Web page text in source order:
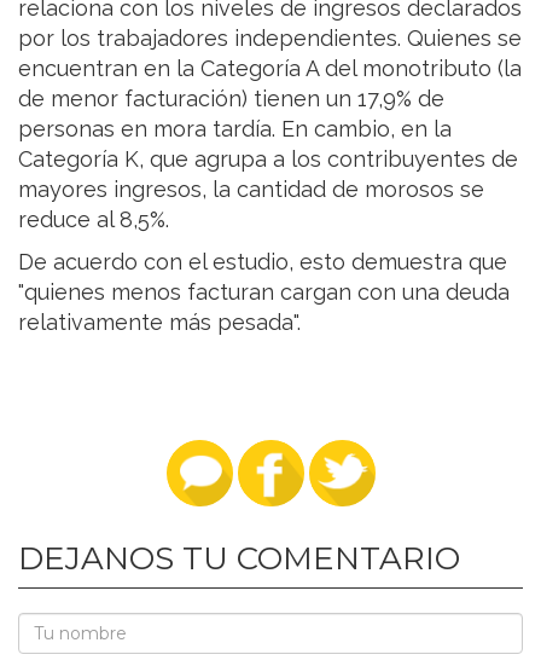
relaciona con los niveles de ingresos declarados
por los trabajadores independientes. Quienes se
encuentran en la Categoría A del monotributo (la
de menor facturación) tienen un 17,9% de
personas en mora tardía. En cambio, en la
Categoría K, que agrupa a los contribuyentes de
mayores ingresos, la cantidad de morosos se
reduce al 8,5%.
De acuerdo con el estudio, esto demuestra que
"quienes menos facturan cargan con una deuda
relativamente más pesada".
DEJANOS TU COMENTARIO